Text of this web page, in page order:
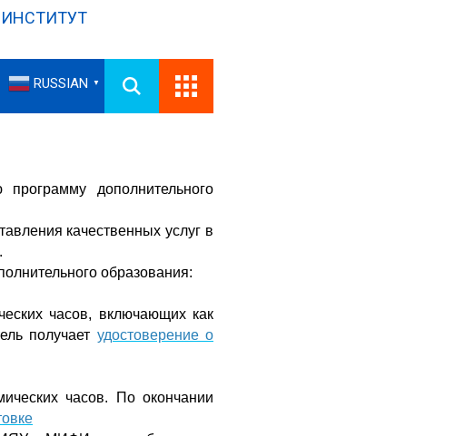
RUSSIAN ▼
дополнительного
качественных услуг в
образования:
часов, включающих как
получает удостоверение о
часов. По окончании